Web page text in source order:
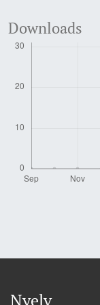
Downloads
Nyelv